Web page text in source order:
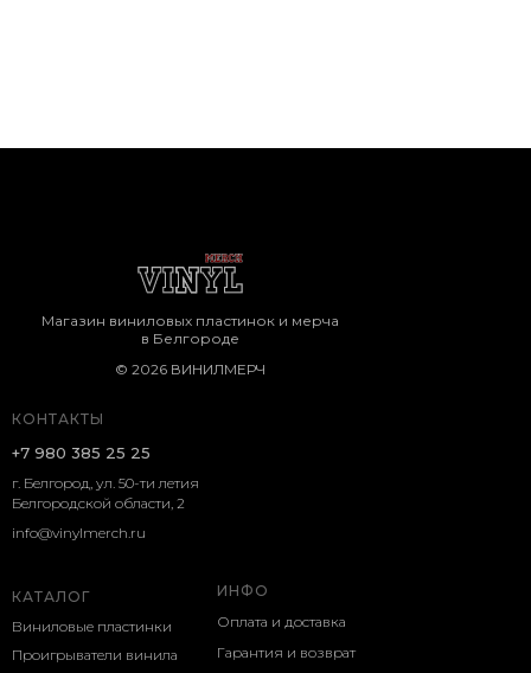
КОНТАКТЫ
г. Белгород, ул. 50-ти летия
Белгородской области, 2
КАТАЛОГ
Виниловые пластинки
ИНФО
Оплата и доставка
+7 980 385 25 25
Магазин виниловых пластинок и мерча
в Белгороде
Проигрыватели винила Гарантия и возврат
© 2026 ВИНИЛМЕРЧ
info@vinylmerch.ru